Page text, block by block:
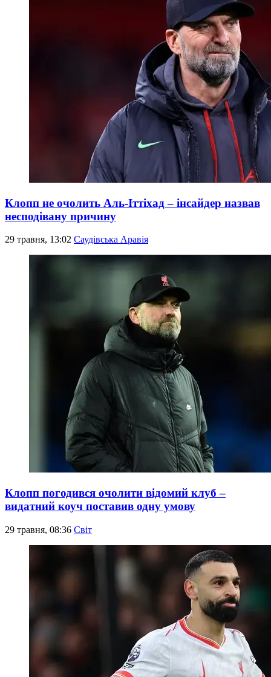
Клопп не очолить Аль-Іттіхад – інсайдер назвав
несподівану причину
29 травня, 13:02 Саудівська Аравія
Клопп погодився очолити відомий клуб –
видатний коуч поставив одну умову
29 травня, 08:36 Світ